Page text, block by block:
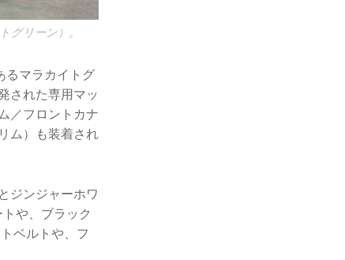
グリーン）。
るマラカイトグ
された専用マッ
／フロントカナ
ム）も装着され
ジンジャーホワ
や、ブラック
ベルトや、フ